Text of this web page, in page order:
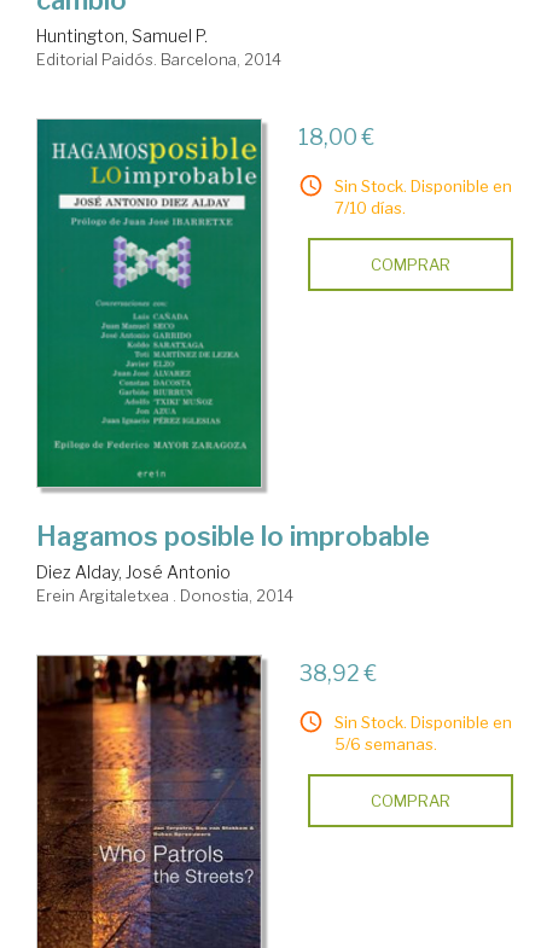
Huntington, Samuel P.
Editorial Paidós. Barcelona, 2014
18,00 €
Sin Stock. Disponible en
7/10 días.
COMPRAR
Hagamos posible lo improbable
Diez Alday, José Antonio
Erein Argitaletxea . Donostia, 2014
38,92 €
Sin Stock. Disponible en
5/6 semanas.
COMPRAR